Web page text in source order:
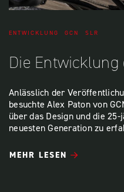
ENTWICKLUNG GCN SLR
Die Entwicklung
Anlässlich der
besuchte Alex Paton von
über das Design und die
neuesten Generation zu
MEHR LESEN